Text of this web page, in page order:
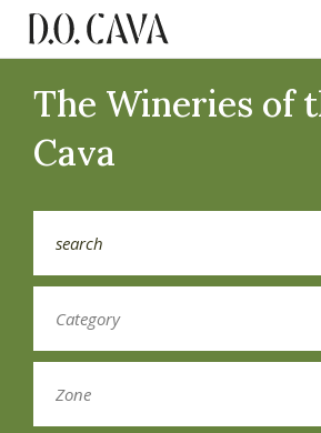
The Wineries of
Cava